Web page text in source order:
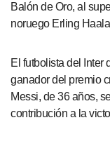
Balón de Oro, al
noruego Erling
El futbolista del Inter
ganador del premio
Messi, de 36 años,
contribución a la